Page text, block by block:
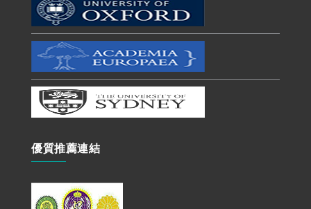
優質推薦連結